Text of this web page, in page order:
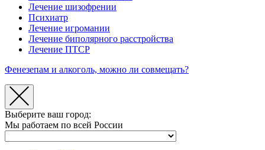
Лечение шизофрении
Психиатр
Лечение игромании
Лечение биполярного расстройства
Лечение ПТСР
Фенезепам и алкоголь, можно ли совмещать?
Выберите ваш город:
Мы работаем по всей России